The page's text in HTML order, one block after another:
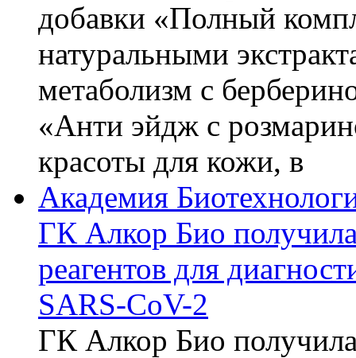
добавки «Полный
натуральными
метаболизм с
«Анти эйдж с
красоты для кожи, в
Академия
ГК Алкор Био
реагентов для
SARS-CoV-2
ГК Алкор Био